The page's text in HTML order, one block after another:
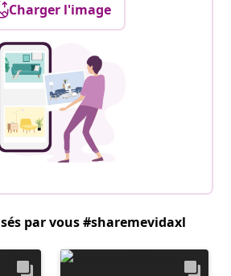
Charger l'image
par vous #sharemevidaxl